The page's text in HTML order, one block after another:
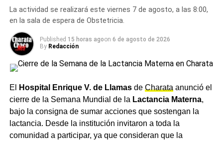
La actividad se realizará este viernes 7 de agosto, a las 8:00,
en la sala de espera de Obstetricia.
Published 15 horas agoon 6 de agosto de 2026
By Redacción
El Hospital Enrique V. de Llamasde Charata anunció el
cierre de la Semana Mundial de la Lactancia Materna,
bajo la consigna de sumar acciones que sostengan la
lactancia. Desde la institución invitaron a toda la
comunidad a participar, ya que consideran que la